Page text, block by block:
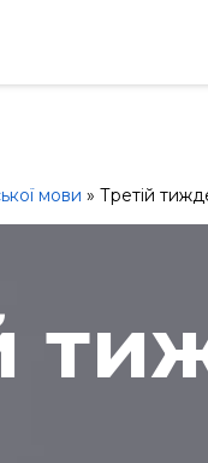
мови » Третій